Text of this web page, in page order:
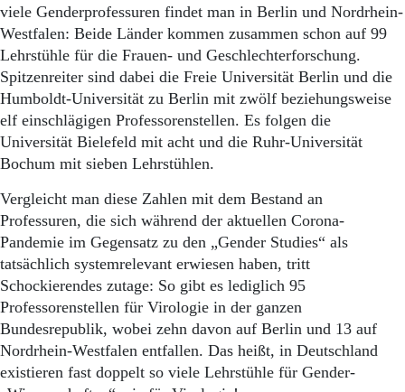
viele Genderprofessuren findet man in Berlin und Nordrhein-
Westfalen: Beide Länder kommen zusammen schon auf 99
Lehrstühle für die Frauen- und Geschlechterforschung.
Spitzenreiter sind dabei die Freie Universität Berlin und die
Humboldt-Universität zu Berlin mit zwölf beziehungsweise
elf einschlägigen Professorenstellen. Es folgen die
Universität Bielefeld mit acht und die Ruhr-Universität
Bochum mit sieben Lehrstühlen.
Vergleicht man diese Zahlen mit dem Bestand an
Professuren, die sich während der aktuellen Corona-
Pandemie im Gegensatz zu den „Gender Studies“ als
tatsächlich systemrelevant erwiesen haben, tritt
Schockierendes zutage: So gibt es lediglich 95
Professorenstellen für Virologie in der ganzen
Bundesrepublik, wobei zehn davon auf Berlin und 13 auf
Nordrhein-Westfalen entfallen. Das heißt, in Deutschland
existieren fast doppelt so viele Lehrstühle für Gender-